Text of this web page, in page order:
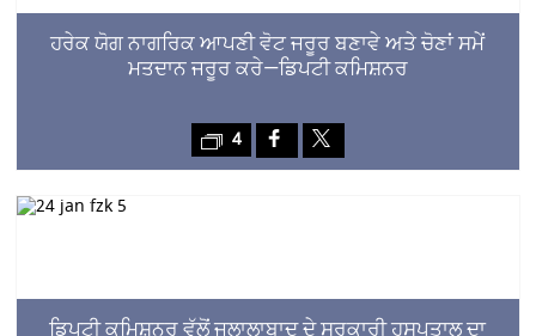
ਹਰੇਕ ਯੋਗ ਨਾਗਰਿਕ ਆਪਣੀ ਵੋਟ ਜਰੂਰ ਬਣਾਵੇ ਅਤੇ ਚੋਣਾਂ ਸਮੇਂ
ਮਤਦਾਨ ਜਰੂਰ ਕਰੇ—ਡਿਪਟੀ ਕਮਿਸ਼ਨਰ
4
ਡਿਪਟੀ ਕਮਿਸ਼ਨਰ ਵੱਲੋਂ ਜਲਾਲਾਬਾਦ ਦੇ ਸਰਕਾਰੀ ਹਸਪਤਾਲ ਦਾ